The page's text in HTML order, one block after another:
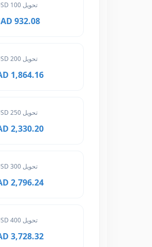
تحويل 100 USD
932.08 MAD
تحويل 200 USD
1,864.16 MAD
تحويل 250 USD
2,330.20 MAD
تحويل 300 USD
2,796.24 MAD
تحويل 400 USD
3,728.32 MAD